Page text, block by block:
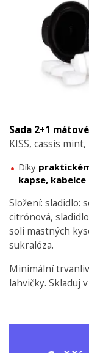
Sada 2+1
KISS, cassis mint,
Díky
kapse,
Složení: sladidlo:
citrónová,
soli mastných
sukralóza.
Minimální
lahvičky. Skladuj